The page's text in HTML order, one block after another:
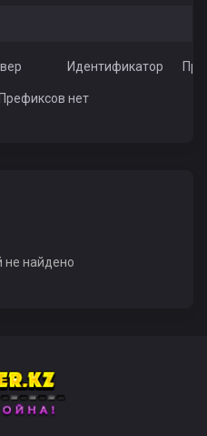
Идентификатор
Префиксов нет
найдено